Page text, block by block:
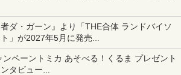
など5種各3色
ダ・ガーン』より「THE合体 ランドバイソ
」が2027年5月に発売
イソン」と連動するオプションパーツセット
ンペーントミカ あそべる！くるま プレゼント
タビュー